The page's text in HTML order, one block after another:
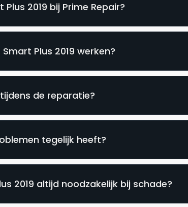
2019 bij Prime Repair?
Plus 2019 werken?
de reparatie?
tegelijk heeft?
2019 altijd noodzakelijk bij schade?